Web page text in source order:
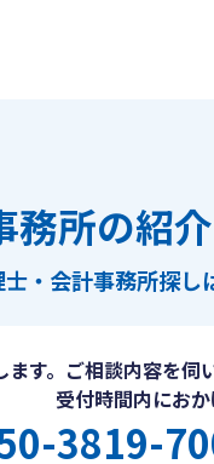
務所の紹
・会計事務所探し
す。ご相談内容を
受付時間内におか
3819-